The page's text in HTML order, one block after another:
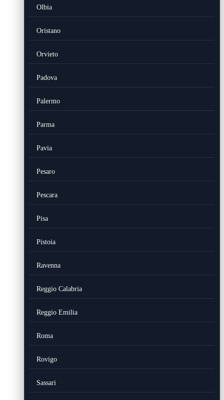
Olbia
Oristano
Orvieto
Padova
Palermo
Parma
Pavia
Pesaro
Pescara
Pisa
Pistoia
Ravenna
Reggio Calabria
Reggio Emilia
Roma
Rovigo
Sassari